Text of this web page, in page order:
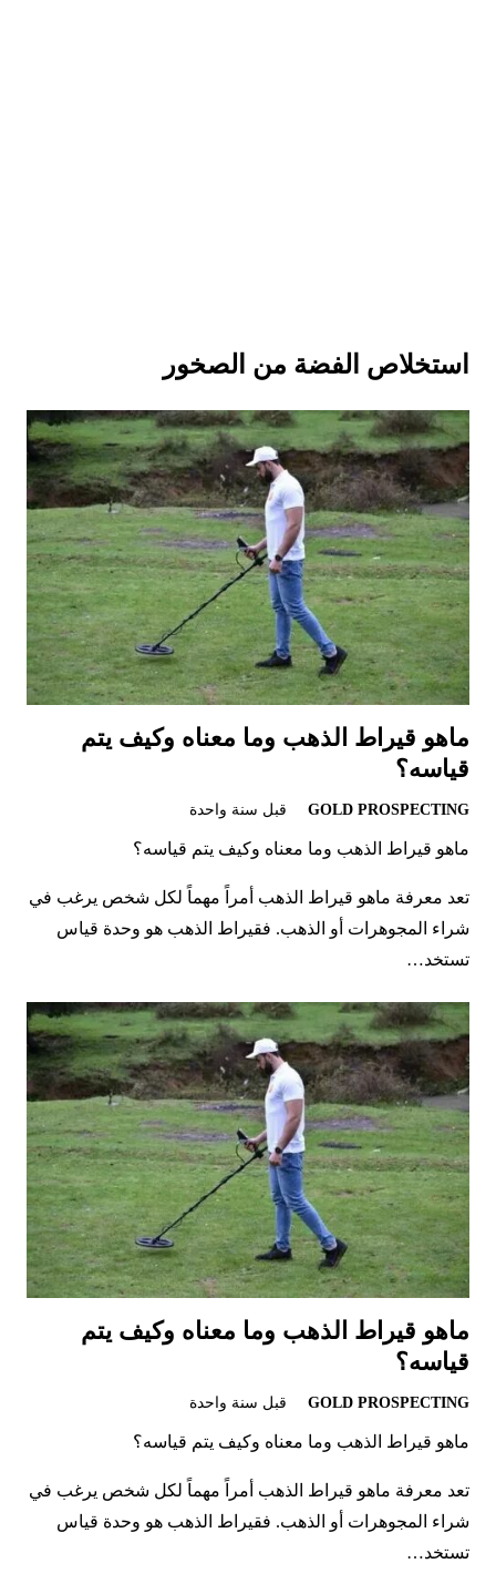
استخلاص الفضة من الصخور
ماهو قيراط الذهب وما معناه وكيف يتم
قياسه؟
GOLD PROSPECTING قبل سنة واحدة
ماهو قيراط الذهب وما معناه وكيف يتم قياسه؟
تعد معرفة ماهو قيراط الذهب أمراً مهماً لكل شخص يرغب في
شراء المجوهرات أو الذهب. فقيراط الذهب هو وحدة قياس
تستخد…
ماهو قيراط الذهب وما معناه وكيف يتم
قياسه؟
GOLD PROSPECTING قبل سنة واحدة
ماهو قيراط الذهب وما معناه وكيف يتم قياسه؟
تعد معرفة ماهو قيراط الذهب أمراً مهماً لكل شخص يرغب في
شراء المجوهرات أو الذهب. فقيراط الذهب هو وحدة قياس
تستخد…